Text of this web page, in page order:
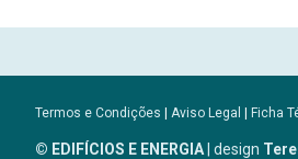
Termos e Condições | Aviso Legal | Ficha
© EDIFÍCIOS E ENERGIA| design